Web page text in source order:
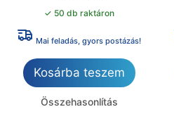
✓ 50 db raktáron
Mai feladás, gyors postázás!
Kosárba teszem
Összehasonlítás